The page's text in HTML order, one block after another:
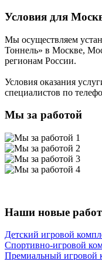
Условия для
Мы осуществляем
Тоннель» в Москве,
регионам России.
Условия оказания
специалистов по
Мы за работой
Наши новые
Детский игровой
Спортивно-игровой
Премиальный игровой